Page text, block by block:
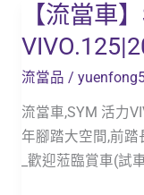
【流當車
流當品 /
流當車,SYM 活力
年腳踏大空間,前
_歡迎蒞臨賞車(試
【流
當
車】
SYM
活
力
VIVO.125|2019